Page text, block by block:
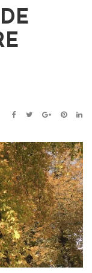
FACEBOOK
TWITTER
GOOGLE+